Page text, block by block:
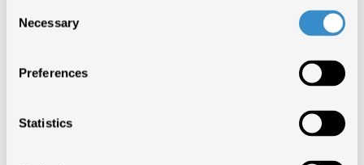
Selection
Necessary
Preferences
Statistics
12.00 – 12.30
Conclusioni